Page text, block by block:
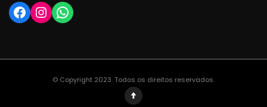
Facebook
Instagram
WhatsApp
© Copyright 2023. Todos os direitos reservados.